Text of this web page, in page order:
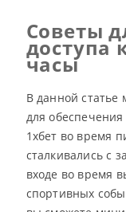
Советы
доступа
часы
В данной статье
для обеспечения
1хбет во время
сталкивались с
входе во время
спортивных